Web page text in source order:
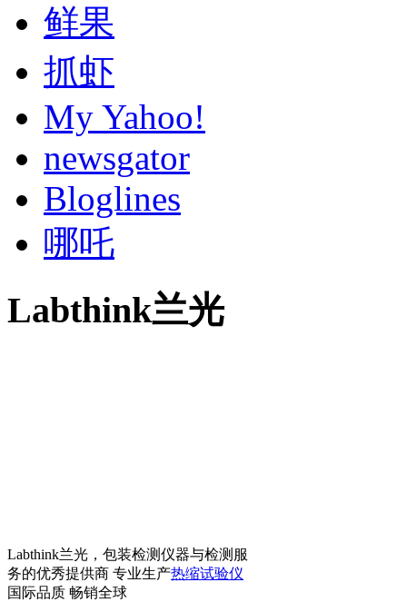
鲜果
抓虾
My Yahoo!
newsgator
Bloglines
哪吒
Labthink兰光
Labthink兰光，包装检测仪器与检测服
务的优秀提供商 专业生产热缩试验仪
国际品质 畅销全球